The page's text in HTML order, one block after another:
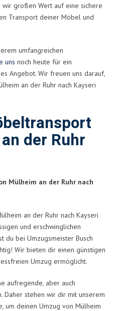
wir großen Wert auf eine sichere
Transport deiner Möbel und
umfangreichen
uns noch heute für ein
Angebot. Wir freuen uns darauf,
an der Ruhr nach Kayseri
der Ruhr
Mülheim an der Ruhr nach
an der Ruhr nach Kayseri
und erschwinglichen
du bei Umzugsmeister Busch
Wir bieten dir einen günstigen
Umzug ermöglicht.
aufregende, aber auch
Daher stehen wir dir mit unserem
um deinen Umzug von Mülheim